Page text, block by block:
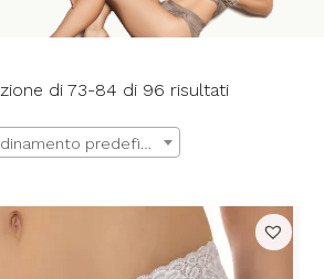
di 73-84 di 96 risultati
Ordinamento predefinito